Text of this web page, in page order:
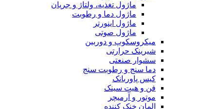
ماژول تغذیه، ولتاژ و جریان
ماژول دما و رطوبت
ماژول اینورتر
ماژول صوتی
میکروسکوپ و دوربین
شیرینک حرارتی
سشوار صنعتی
دما سنج و رطوبت سنج
کیس پاوربانک
فن و هیت سینک
موتور و آرمیچر
المان خنک کننده